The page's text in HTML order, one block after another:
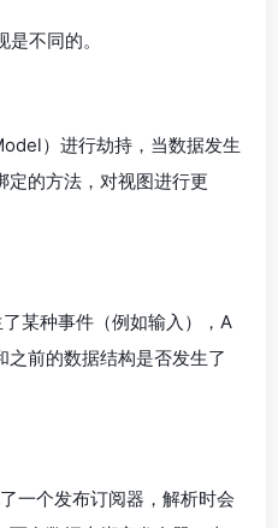
不同的。
）进行劫持，当数据发生
定的方法，对视图进行更
某种事件（例如输入），A
前的数据结构是否发生了
一个发布订阅器，解析时会